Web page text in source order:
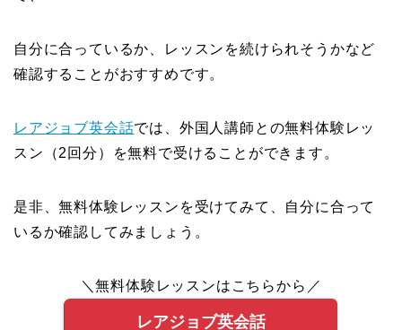
自分に合っているか、レッスンを続けられそうかなど
確認することがおすすめです。
レアジョブ英会話では、外国人講師との無料体験レッ
スン（2回分）を無料で受けることができます。
是非、無料体験レッスンを受けてみて、自分に合って
いるか確認してみましょう。
＼無料体験レッスンはこちらから／
レアジョブ英会話